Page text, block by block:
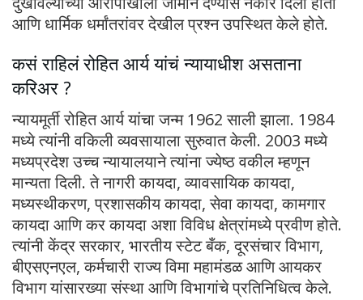
आणि धार्मिक धर्मांतरांवर देखील प्रश्न उपस्थित केले होते.
कसं राहिलं रोहित आर्य यांचं न्यायाधीश असताना
करिअर ?
न्यायमूर्ती रोहित आर्य यांचा जन्म 1962 साली झाला. 1984
मध्ये त्यांनी वकिली व्यवसायाला सुरुवात केली. 2003 मध्ये
मध्यप्रदेश उच्च न्यायालयाने त्यांना ज्येष्ठ वकील म्हणून
मान्यता दिली. ते नागरी कायदा, व्यावसायिक कायदा,
मध्यस्थीकरण, प्रशासकीय कायदा, सेवा कायदा, कामगार
कायदा आणि कर कायदा अशा विविध क्षेत्रांमध्ये प्रवीण होते.
त्यांनी केंद्र सरकार, भारतीय स्टेट बँक, दूरसंचार विभाग,
बीएसएनएल, कर्मचारी राज्य विमा महामंडळ आणि आयकर
विभाग यांसारख्या संस्था आणि विभागांचे प्रतिनिधित्व केले.